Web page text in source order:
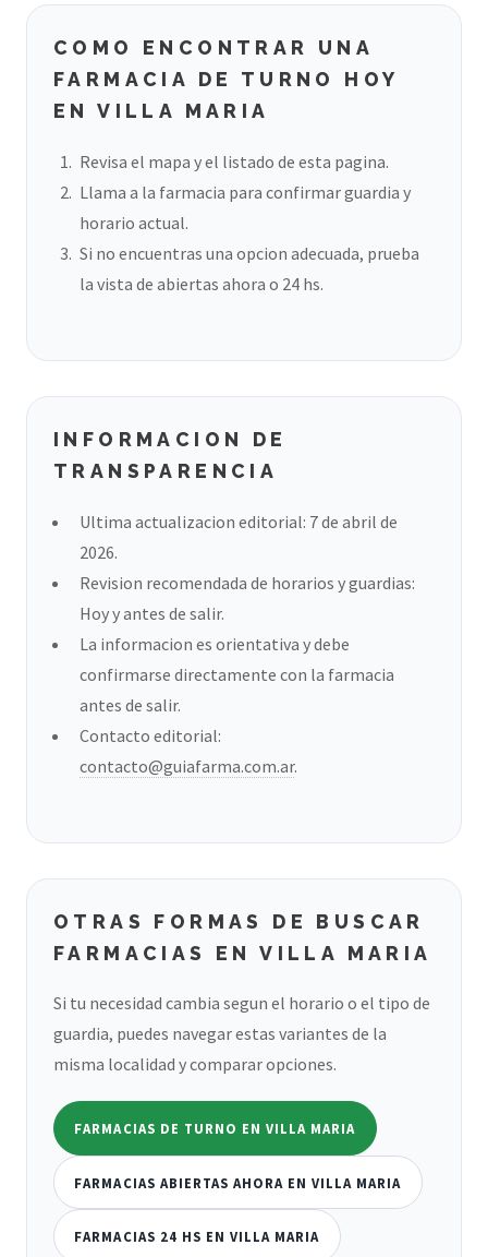
COMO ENCONTRAR UNA
FARMACIA DE TURNO HOY
EN VILLA MARIA
Revisa el mapa y el listado de esta pagina.
Llama a la farmacia para confirmar guardia y
horario actual.
Si no encuentras una opcion adecuada, prueba
la vista de abiertas ahora o 24 hs.
INFORMACION DE
TRANSPARENCIA
Ultima actualizacion editorial: 7 de abril de
2026.
Revision recomendada de horarios y guardias:
Hoy y antes de salir.
La informacion es orientativa y debe
confirmarse directamente con la farmacia
antes de salir.
Contacto editorial:
contacto@guiafarma.com.ar.
OTRAS FORMAS DE BUSCAR
FARMACIAS EN VILLA MARIA
Si tu necesidad cambia segun el horario o el tipo de
guardia, puedes navegar estas variantes de la
misma localidad y comparar opciones.
FARMACIAS DE TURNO EN VILLA MARIA
FARMACIAS ABIERTAS AHORA EN VILLA MARIA
FARMACIAS 24 HS EN VILLA MARIA